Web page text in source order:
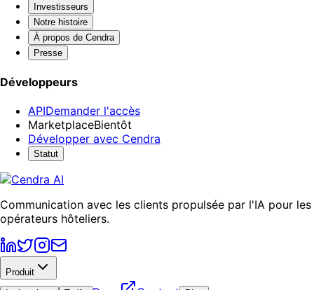
Investisseurs
Notre histoire
À propos de Cendra
Presse
Développeurs
APIDemander l'accès
MarketplaceBientôt
Développer avec Cendra
Statut
Communication avec les clients propulsée par l'IA pour les
opérateurs hôteliers.
Produit